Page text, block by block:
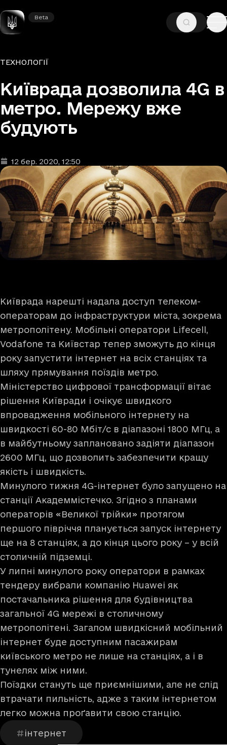
Beta
Beta
ГОЛОВНА —НОВИНИ
Рубрики
ТЕХНОЛОГІЇ
Київрада дозволила 4G в
метро. Мережу вже
будують
Дата та час публікації:
12 бер. 2020, 12:50
Київрада нарешті надала доступ телеком-
операторам до інфраструктури міста, зокрема
метрополітену. Мобільні оператори Lifecell,
Vodafone та Київстар тепер зможуть до кінця
року запустити інтернет на всіх станціях та
шляху прямування поїздів метро.
Міністерство цифрової трансформації вітає
рішення Київради і очікує швидкого
впровадження мобільного інтернету на
швидкості 60-80 Мбіт/с в діапазоні 1800 МГц, а
в майбутньому заплановано задіяти діапазон
2600 МГц, що дозволить забезпечити кращу
якість і швидкість.
Минулого тижня 4G-інтернет було запущено на
станції Академмістечко. Згідно з планами
операторів «Великої трійки» протягом
першого півріччя планується запуск інтернету
ще на 8 станціях, а до кінця цього року – у всій
столичній підземці.
У липні минулого року оператори в рамках
тендеру вибрали компанію Huawei як
постачальника рішення для будівництва
загальної 4G мережі в столичному
метрополітені. Загалом швидкісний мобільний
інтернет буде доступним пасажирам
київського метро не лише на станціях, а і в
тунелях між ними.
Поїздки стануть ще приємнішими, але не слід
втрачати пильність, адже з таким інтернетом
легко можна проґавити свою станцію.
інтернет